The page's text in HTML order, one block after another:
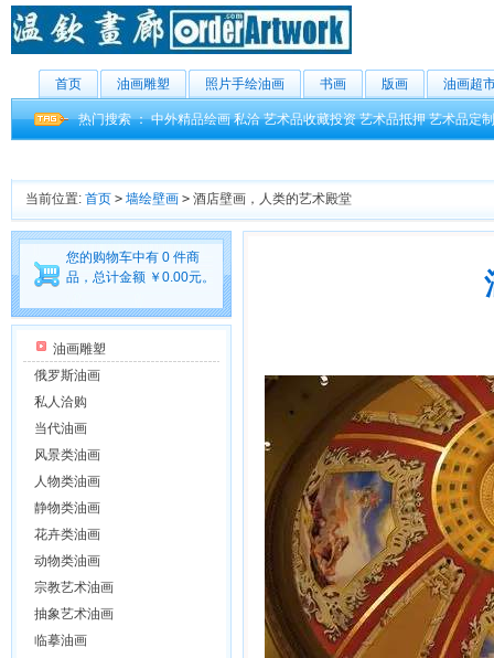
首页 油画雕塑 照片手绘油画 书画 版画 油画超
热门搜索 ：中外精品绘画 私洽 艺术品收藏投资 艺术品抵押 艺术品定制
当前位置: 首页 > 墙绘壁画 > 酒店壁画，人类的艺术殿堂
您的购物车中有 0 件商
品，总计金额 ￥0.00元。
油画雕塑
俄罗斯油画
私人洽购
当代油画
风景类油画
人物类油画
静物类油画
花卉类油画
动物类油画
宗教艺术油画
抽象艺术油画
临摹油画